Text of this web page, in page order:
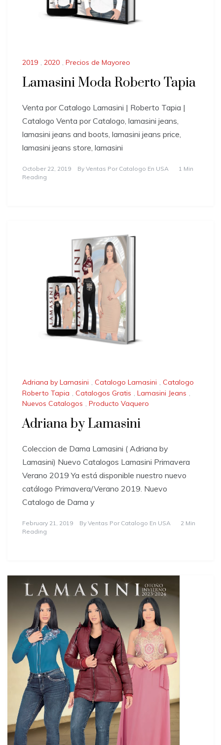
2019 , 2020 , Precios de Mayoreo
Lamasini Moda Roberto Tapia
Venta por Catalogo Lamasini | Roberto Tapia |
Catalogo Venta por Catalogo, lamasini jeans,
lamasini jeans and boots, lamasini jeans price,
lamasini jeans store, lamasini
October 22, 2019 By Ventas Por Catalogo En USA
1 Min
Reading
Adriana by Lamasini , Catalogo Lamasini , Catalogo
Roberto Tapia , Catalogos Gratis , Lamasini Jeans ,
Nuevos Catalogos , Producto Vaquero
Adriana by Lamasini
Coleccion de Dama Lamasini ( Adriana by
Lamasini) Nuevo Catalogos Lamasini Primavera
Verano 2019 Ya está disponible nuestro nuevo
catálogo Primavera/Verano 2019. Nuevo
Catalogo de Dama y
February 21, 2019 By Ventas Por Catalogo En USA
2 Min
Reading